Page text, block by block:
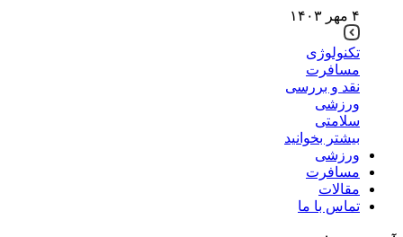
۴ مهر ۱۴۰۳
تکنولوژی
مسافرت
نقد و بررسی
ورزشی
سلامتی
بیشتر بخوانید
ورزشی
مسافرت
مقالات
تماس با ما